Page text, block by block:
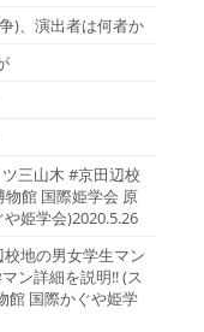
)、演出者は何者か
三山木 #京田辺校
館 国際姫学会 原
姫学会)2020.5.26
地の男女学生マン
ン詳細を説明!! (ス
館 国際かぐや姫学